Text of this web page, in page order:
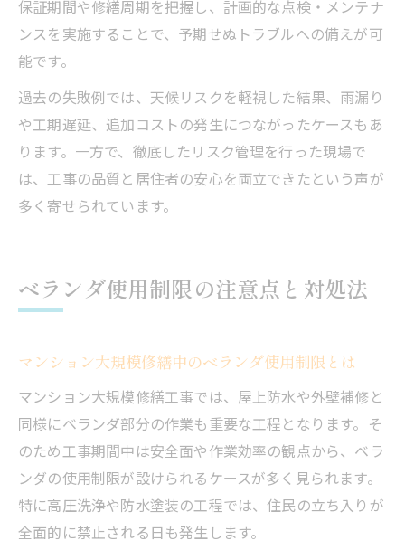
保証期間や修繕周期を把握し、計画的な点検・メンテナ
ンスを実施することで、予期せぬトラブルへの備えが可
能です。
過去の失敗例では、天候リスクを軽視した結果、雨漏り
や工期遅延、追加コストの発生につながったケースもあ
ります。一方で、徹底したリスク管理を行った現場で
は、工事の品質と居住者の安心を両立できたという声が
多く寄せられています。
ベランダ使用制限の注意点と対処法
マンション大規模修繕中のベランダ使用制限とは
マンション大規模修繕工事では、屋上防水や外壁補修と
同様にベランダ部分の作業も重要な工程となります。そ
のため工事期間中は安全面や作業効率の観点から、ベラ
ンダの使用制限が設けられるケースが多く見られます。
特に高圧洗浄や防水塗装の工程では、住民の立ち入りが
全面的に禁止される日も発生します。